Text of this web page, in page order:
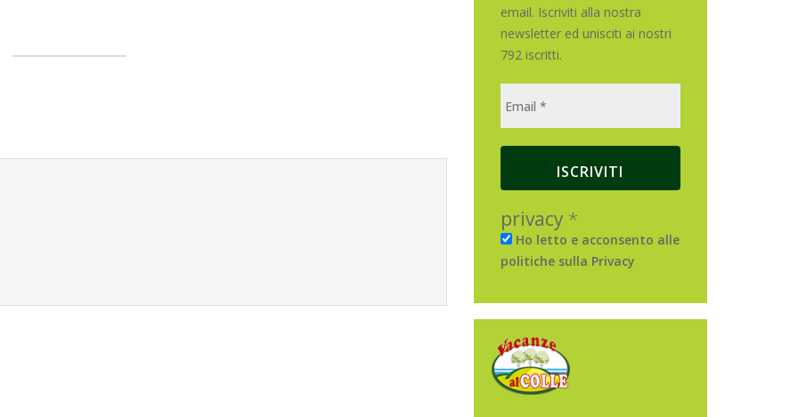
email. Iscriviti alla nostra
newsletter ed unisciti ai nostri
792 iscritti.
privacy *
Ho letto e acconsento alle
politiche sulla Privacy